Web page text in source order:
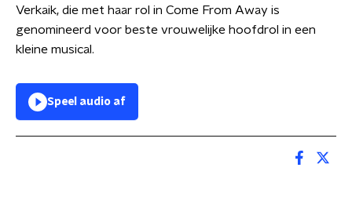
Verkaik, die met haar rol in Come From Away is
genomineerd voor beste vrouwelijke hoofdrol in een
kleine musical.
Speel audio af